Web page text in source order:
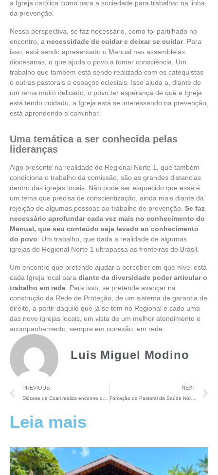
Leia mais
a Igreja católica como para a sociedade para trabalhar na linha
da prevenção.
Nessa perspectiva, se faz necessário, como foi partilhado no
encontro, a necessidade de cuidar e deixar se cuidar. Para
isso, está sendo apresentado o Manual nas assembleias
diocesanas, o que ajuda o povo a tomar consciência. Um
trabalho que também está sendo realizado com os catequistas
e outras pastorais e espaços eclesiais. Isso ajuda a, diante de
um tema muito delicado, o povo ter esperança de que a Igreja
está tendo cuidado, a Igreja está se interessando na prevenção,
está aprendendo a caminhar.
Uma temática a ser conhecida pelas
lideranças
Algo presente na realidade do Regional Norte 1, que também
condiciona o trabalho da comissão, são as grandes distancias
dentro das igrejas locais. Não pode ser esquecido que esse é
um tema que precisa de conscientização, ainda mais diante da
rejeição de algumas pessoas ao trabalho de prevenção. Se faz
necessário aprofundar cada vez mais no conhecimento do
Manual, que seu conteúdo seja levado ao conhecimento
do povo. Um trabalho, que dada a realidade de algumas
igrejas do Regional Norte 1 ultrapassa as fronteiras do Brasil.
Um encontro que pretende ajudar a perceber em que nível está
cada Igreja local para diante da diversidade poder articular o
trabalho em rede. Para isso, se pretende avançar na
construção da Rede de Proteção, de um sistema de garantia de
direito, a partir daquilo que já se tem no Regional e cada uma
das nove igrejas locais, em vista de um melhor atendimento e
acompanhamento, sempre em conexão, em rede.
Luis Miguel Modino
PREVIOUS
Diocese de Coari realiza encontro do clero e Missa dos Santos Óleos em Anori
NEXT
Fomação da Pastoral da Saúde Norte 1 em São Paulo de Olivença